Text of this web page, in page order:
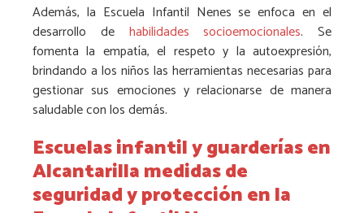
Además, la Escuela Infantil Nenes se enfoca en el
desarrollo de habilidades socioemocionales. Se
fomenta la empatía, el respeto y la autoexpresión,
brindando a los niños las herramientas necesarias para
gestionar sus emociones y relacionarse de manera
saludable con los demás.
Escuelas infantil y guarderías en
Alcantarilla medidas de
seguridad y protección en la